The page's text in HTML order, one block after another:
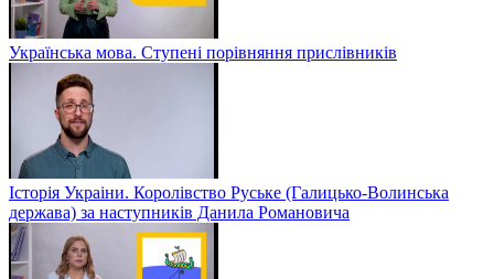
Українська мова. Ступені порівняння прислівників
Історія Украіни. Королівство Руське (Галицько-Волинська
держава) за наступників Данила Романовича